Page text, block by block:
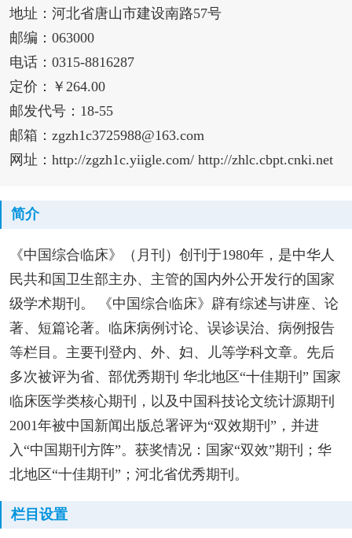
地址：河北省唐山市建设南路57号
邮编：063000
电话：0315-8816287
定价：￥264.00
邮发代号：18-55
邮箱：zgzh1c3725988@163.com
网址：http://zgzh1c.yiigle.com/ http://zhlc.cbpt.cnki.net
简介
《中国综合临床》（月刊）创刊于1980年，是中华人
民共和国卫生部主办、主管的国内外公开发行的国家
级学术期刊。 《中国综合临床》辟有综述与讲座、论
著、短篇论著。临床病例讨论、误诊误治、病例报告
等栏目。主要刊登内、外、妇、儿等学科文章。先后
多次被评为省、部优秀期刊 华北地区“十佳期刊” 国家
临床医学类核心期刊，以及中国科技论文统计源期刊
2001年被中国新闻出版总署评为“双效期刊”，并进
入“中国期刊方阵”。获奖情况：国家“双效”期刊；华
北地区“十佳期刊”；河北省优秀期刊。
栏目设置